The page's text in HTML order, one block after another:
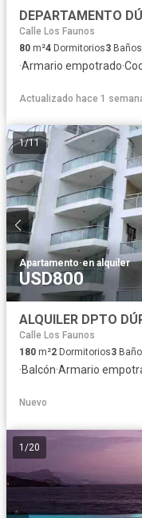
Calle Los Faunos
80 m²4 Dormitorios3 Baños
·Armario empotrado·
Actualizado hace 1
1/11
Apartamento·en alquiler
USD800
Calle Los Faunos
180 m²2 Dormitorios3
·Balcón·Armario
Nuevo
1 /20